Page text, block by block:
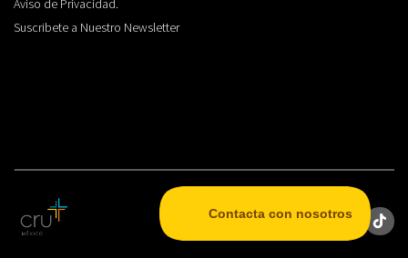
Aviso de Privacidad.
Suscribete a Nuestro Newsletter